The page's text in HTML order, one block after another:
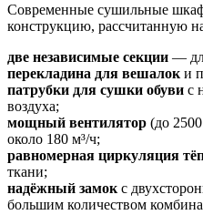
Современные сушильные
конструкцию, рассчитанную
две независимые секции —
перекладина для вешалок и
патрубки для сушки обуви с
воздуха;
мощный вентилятор (до
около 180 м³/ч;
равномерная циркуляция
ткани;
надёжный замок с
большим количеством